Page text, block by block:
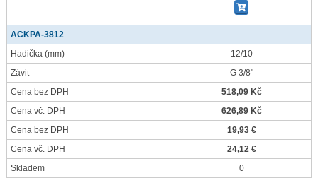
ACKPA-3812
Hadička (mm)
12/10
Závit
G 3/8"
Cena bez DPH
518,09 Kč
Cena vč. DPH
626,89 Kč
Cena bez DPH
19,93 €
Cena vč. DPH
24,12 €
Skladem
0